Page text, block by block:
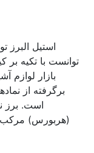
با تکیه بر
بازار لوازم
برگرفته از نمادها
است. برز نام
(هربورس) مرکب از